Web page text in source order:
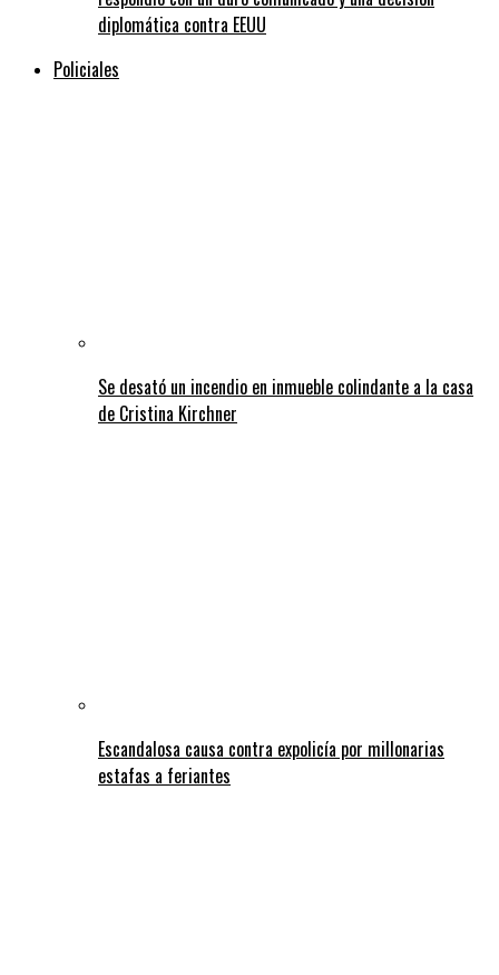
diplomática contra EEUU
Policiales
Se desató un incendio en inmueble colindante a la casa
de Cristina Kirchner
Escandalosa causa contra expolicía por millonarias
estafas a feriantes